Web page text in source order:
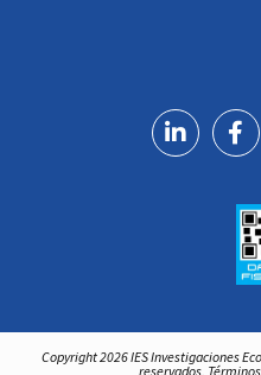
Copyright 2026 IES Investigaciones
reservados.